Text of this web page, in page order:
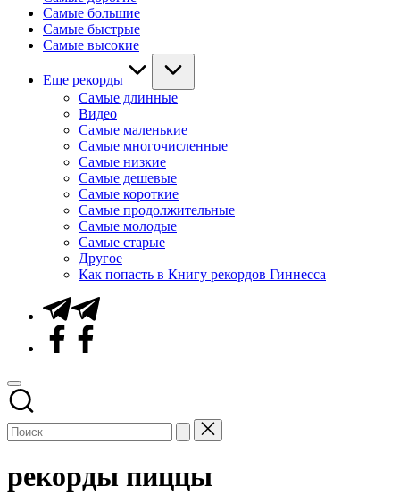
Самые большие
Самые быстрые
Самые высокие
Еще рекорды
Самые длинные
Видео
Самые маленькие
Самые многочисленные
Самые низкие
Самые дешевые
Самые короткие
Самые продолжительные
Самые молодые
Самые старые
Другое
Как попасть в Книгу рекордов Гиннесса
Telegram
Facebook
рекорды пиццы